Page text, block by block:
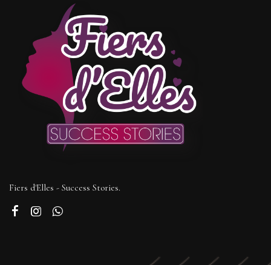
Fiers d'Elles - Success Stories.